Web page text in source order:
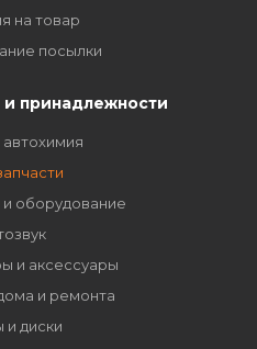
на товар
посылки
принадлежности
оборудование
и аксессуары
и ремонта
диски